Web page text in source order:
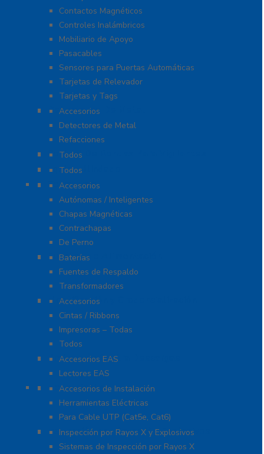
Contactos Magnéticos
Controles Inalámbricos
Mobiliario de Apoyo
Pasacables
Sensores para Puertas Automáticas
Tarjetas de Relevador
Tarjetas y Tags
Detectores De Metal
Accesorios
Detectores de Metal
Refacciones
Control De Rondas Para Vigilantes
Todos
Equipo Blindado
Todos
Cerraduras
Accesorios
Autónomas / Inteligentes
Chapas Magnéticas
Contrachapas
De Perno
Fuentes de Alimentación
Baterías
Fuentes de Respaldo
Transformadores
Identificación y Credencialización
Accesorios
Cintas / Ribbons
Impresoras – Todas
Todos
Protección Contra Descargas
Accesorios EAS
Lectores EAS
Herramientas
Accesorios de Instalación
Herramientas Eléctricas
Para Cable UTP (Cat5e, Cat6)
Inspección por Rayos X y Explosivos
Inspección por Rayos X y Explosivos
Sistemas de Inspección por Rayos X